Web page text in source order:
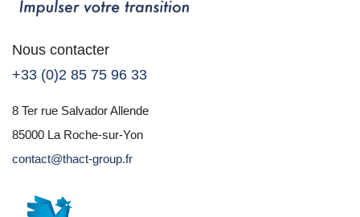
Nous contacter
+33 (0)2 85 75 96 33
8 Ter rue Salvador Allende
85000 La Roche-sur-Yon
contact@thact-group.fr